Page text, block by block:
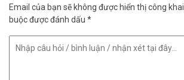
Email của bạn sẽ không được hiển thị công khai.
buộc được đánh dấu *